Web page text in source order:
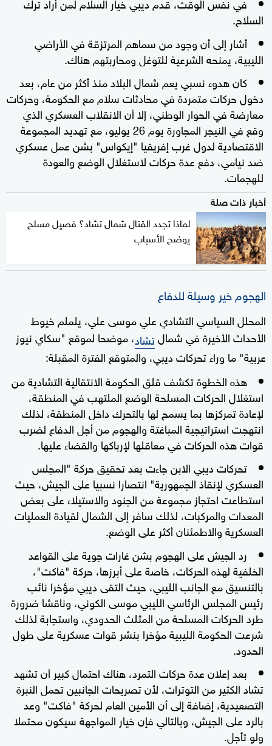
السلاح.
أشار إلى أن وجود من سماهم المرتزقة في الأراضي
الليبية، يمنحه الشرعية للتوغل ومحاربتهم هناك.
كان هدوء نسبي يعم شمال البلاد منذ أكثر من عام، بعد
دخول حركات متمردة في محادثات سلام مع الحكومة، وحركات
معارضة في الحوار الوطني، إلا أن الانقلاب العسكري الذي
وقع في النيجر المجاورة يوم 26 يوليو، مع تهديد المجموعة
الاقتصادية لدول غرب إفريقيا "إيكواس" بشن عمل عسكري
ضد نيامي، دفع عدة حركات لاستغلال الوضع والعودة
للهجمات.
أخبار ذات صلة
لماذا تجدد القتال شمال تشاد؟ فصيل مسلح
يوضح الأسباب
الهجوم خير وسيلة للدفاع
المحلل السياسي التشادي علي موسى علي، يلملم خيوط
الأحداث الأخيرة في شمالتشاد، موضحا لموقع "سكاي نيوز
عربية" ما وراء تحركات ديبي، والمتوقع الفترة المقبلة:
هذه الخطوة تكشف قلق الحكومة الانتقالية التشادية من
استغلال الحركات المسلحة الوضع الملتهب في المنطقة،
لإعادة تمركزها بما يسمح لها بالتحرك داخل المنطقة، لذلك
انتهجت استراتيجية المباغتة والهجوم من أجل الدفاع لضرب
قوات هذه الحركات في معاقلها لإرباكها والقضاء عليها.
تحركات ديبي الابن جاءت بعد تحقيق حركة "المجلس
العسكري لإنقاذ الجمهورية" انتصارا نسبيا على الجيش، حيث
استطاعت احتجاز مجموعة من الجنود والاستيلاء على بعض
المعدات والمركبات، لذلك سافر إلى الشمال لقيادة العمليات
العسكرية والاطمئنان أكثر على الوضع.
رد الجيش على الهجوم بشن غارات جوية على القواعد
الخلفية لهذه الحركات، خاصة على أبرزها، حركة "فاكت"،
بالتنسيق مع الجانب الليبي، حيث التقى ديبي مؤخرا نائب
رئيس المجلس الرئاسي الليبي موسى الكوني، وناقشا ضرورة
طرد الحركات المسلحة من المثلث الحدودي، واستجابة لذلك
شرعت الحكومة الليبية مؤخرا بنشر قوات عسكرية على طول
الحدود.
بعد إعلان عدة حركات التمرد، هناك احتمال كبير أن تشهد
تشاد الكثير من التوترات، لأن تصريحات الجانبين تحمل النبرة
التصعيدية، إضافة إلى أن الأمين العام لحركة "فاكت" وعد
بالرد على الجيش، وبالتالي فإن خيار المواجهة سيكون محتملا
ولو تأجل.